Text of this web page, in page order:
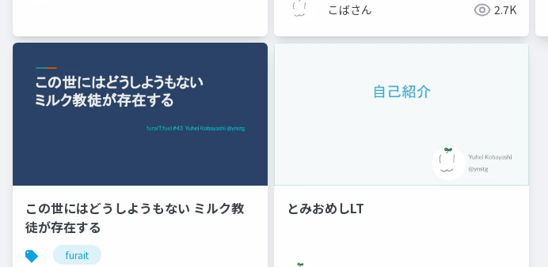
こばさん 2.7K
この世にはどうしようもない ミルク教
徒が存在する
furait
とみおめしLT